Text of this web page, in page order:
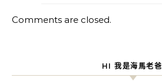
Comments are closed.
HI 我是海馬老爸